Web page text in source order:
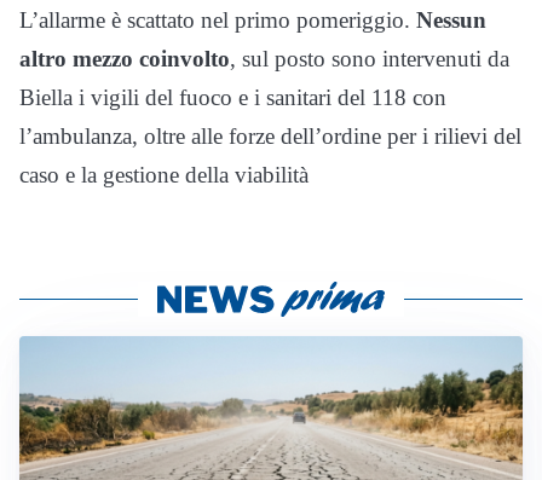
L’allarme è scattato nel primo pomeriggio. Nessun
altro mezzo coinvolto, sul posto sono intervenuti da
Biella i vigili del fuoco e i sanitari del 118 con
l’ambulanza, oltre alle forze dell’ordine per i rilievi del
caso e la gestione della viabilità